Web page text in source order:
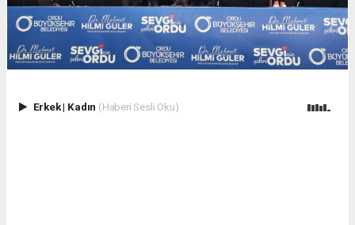
Erkek| Kadın (Haberi Sesli Oku)